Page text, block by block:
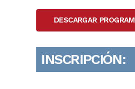
DESCARGAR
INSCRIPCIÓN: